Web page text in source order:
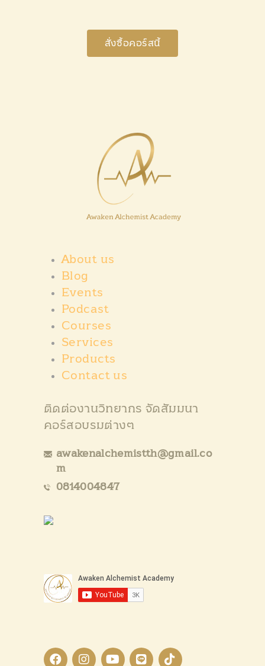
สั่งซื้อคอร์สนี้
About us
Blog
Events
Podcast
Courses
Services
Products
Contact us
ติดต่องานวิทยากร จัดสัมมนา
คอร์สอบรมต่างๆ
awakenalchemistth@gmail.co
m
0814004847